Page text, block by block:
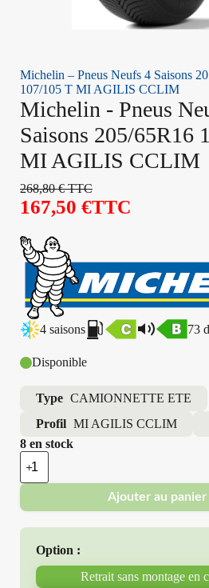
Michelin – Pneus Neufs 4 Saisons
107/105 T MI AGILIS CCLIM
Michelin - Pneus
Saisons 205/65R16
MI AGILIS CCLIM
268,80€TTC
167,50 €TTC
4 saisons 73
Disponible
Type CAMIONNETTE ETE
Profil MI AGILIS CCLIM
8 en stock
quantité
de
Michelin
Pneus
Neufs
Saisons
205/65R16
107/105
Ajouter au panier
Option :
Retrait sans montage en